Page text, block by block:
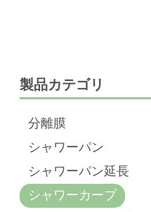
製品カテゴリ
分離膜
シャワーパン
シャワーパン延長
シャワーカーブ